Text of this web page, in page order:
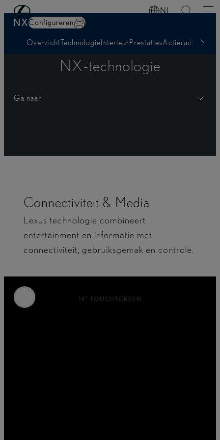
Ga naar de hoofdinhoud NL
NXConfigureren
OverzichtTechnologieInterieurPrestatiesActieradius &
NX-technologie
Ga naar
Connectiviteit & Media
Lexus technologie combineert
entertainment en informatie met
connectiviteit, gebruiksgemak en controle.
14” TOUCHSCREEN